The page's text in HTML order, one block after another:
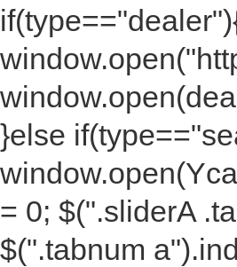
}else
= 0; $(".sliderA
$(".tabnum